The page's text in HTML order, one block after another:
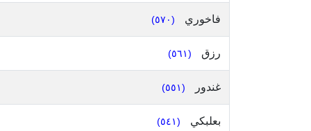
فاخوري (٥٧٠)
رزق (٥٦١)
غندور (٥٥١)
بعلبكي (٥٤١)